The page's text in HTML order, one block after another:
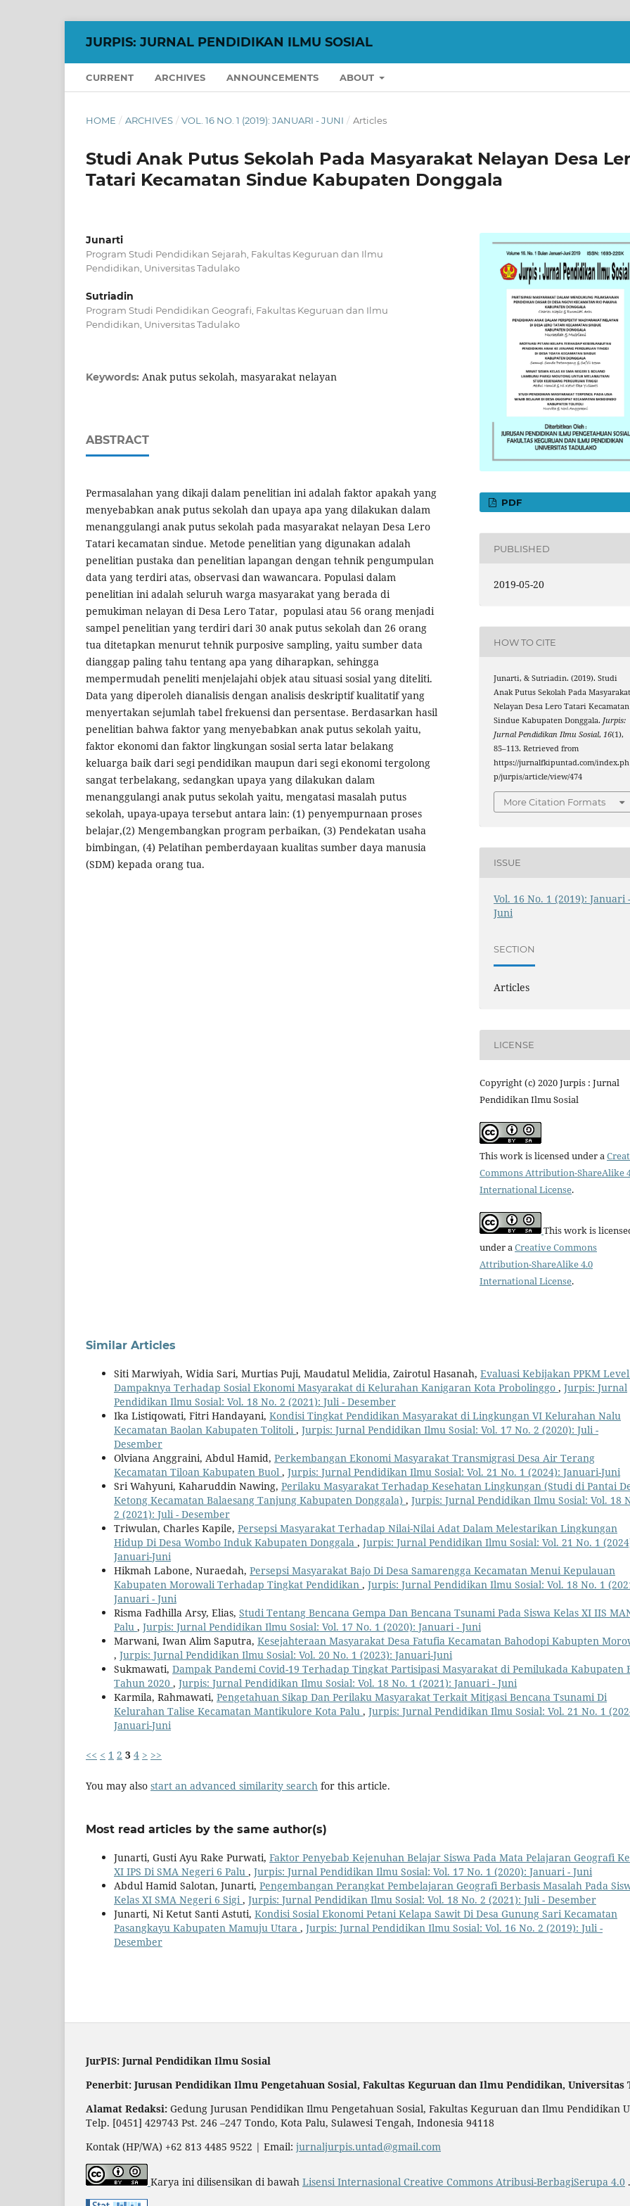
JURPIS: JURNAL PENDIDIKAN ILMU SOSIAL
CURRENT ARCHIVES ANNOUNCEMENTS ABOUT
HOME / ARCHIVES / VOL. 16 NO. 1 (2019): JANUARI - JUNI / Articles
Studi Anak Putus Sekolah Pada Masyarakat Nelayan Desa
Tatari Kecamatan Sindue Kabupaten Donggala
Junarti
Program Studi Pendidikan Sejarah, Fakultas Keguruan dan Ilmu
Pendidikan, Universitas Tadulako
Sutriadin
Program Studi Pendidikan Geografi, Fakultas Keguruan dan Ilmu
Pendidikan, Universitas Tadulako
Keywords: Anak putus sekolah, masyarakat nelayan
ABSTRACT
Permasalahan yang dikaji dalam penelitian ini adalah faktor apakah yang
menyebabkan anak putus sekolah dan upaya apa yang dilakukan dalam
menanggulangi anak putus sekolah pada masyarakat nelayan Desa Lero
Tatari kecamatan sindue. Metode penelitian yang digunakan adalah
penelitian pustaka dan penelitian lapangan dengan tehnik pengumpulan
data yang terdiri atas, observasi dan wawancara. Populasi dalam
penelitian ini adalah seluruh warga masyarakat yang berada di
pemukiman nelayan di Desa Lero Tatar, populasi atau 56 orang menjadi
sampel penelitian yang terdiri dari 30 anak putus sekolah dan 26 orang
tua ditetapkan menurut tehnik purposive sampling, yaitu sumber data
dianggap paling tahu tentang apa yang diharapkan, sehingga
mempermudah peneliti menjelajahi objek atau situasi sosial yang diteliti.
Data yang diperoleh dianalisis dengan analisis deskriptif kualitatif yang
menyertakan sejumlah tabel frekuensi dan persentase. Berdasarkan hasil
penelitian bahwa faktor yang menyebabkan anak putus sekolah yaitu,
faktor ekonomi dan faktor lingkungan sosial serta latar belakang
keluarga baik dari segi pendidikan maupun dari segi ekonomi tergolong
sangat terbelakang, sedangkan upaya yang dilakukan dalam
menanggulangi anak putus sekolah yaitu, mengatasi masalah putus
sekolah, upaya-upaya tersebut antara lain: (1) penyempurnaan proses
belajar,(2) Mengembangkan program perbaikan, (3) Pendekatan usaha
bimbingan, (4) Pelatihan pemberdayaan kualitas sumber daya manusia
(SDM) kepada orang tua.
PDF
PUBLISHED
2019-05-20
HOW TO CITE
Junarti, & Sutriadin. (2019). Studi
Anak Putus Sekolah Pada Masyarakat
Nelayan Desa Lero Tatari Kecamatan
Sindue Kabupaten Donggala.Jurpis:
Jurnal Pendidikan Ilmu Sosial,16(1),
85–113. Retrieved from
https://jurnalfkipuntad.com/index.ph
p/jurpis/article/view/474
More Citation Formats
ISSUE
Vol. 16 No. 1 (2019): Januari -
Juni
SECTION
Articles
LICENSE
Copyright (c) 2020 Jurpis : Jurnal
Pendidikan Ilmu Sosial
This work is licensed under a
Commons Attribution-ShareAlike
International License.
This work is
under aCreative Commons
Attribution-ShareAlike 4.0
International License.
Similar Articles
Siti Marwiyah, Widia Sari, Murtias Puji, Maudatul Melidia, Zairotul Hasanah, Evaluasi Kebijakan PPKM
Dampaknya Terhadap Sosial Ekonomi Masyarakat di Kelurahan Kanigaran Kota Probolinggo , Jurpis: Jurnal
Pendidikan Ilmu Sosial: Vol. 18 No. 2 (2021): Juli - Desember
Ika Listiqowati, Fitri Handayani, Kondisi Tingkat Pendidikan Masyarakat di Lingkungan VI Kelurahan Nalu
Kecamatan Baolan Kabupaten Tolitoli, Jurpis: Jurnal Pendidikan Ilmu Sosial: Vol. 17 No. 2 (2020): Juli -
Desember
Olviana Anggraini, Abdul Hamid, Perkembangan Ekonomi Masyarakat Transmigrasi Desa Air Terang
Kecamatan Tiloan Kabupaten Buol , Jurpis: Jurnal Pendidikan Ilmu Sosial: Vol. 21 No. 1 (2024): Januari-Juni
Sri Wahyuni, Kaharuddin Nawing, Perilaku Masyarakat Terhadap Kesehatan Lingkungan (Studi di Pantai
Ketong Kecamatan Balaesang Tanjung Kabupaten Donggala) , Jurpis: Jurnal Pendidikan Ilmu Sosial: Vol. 18
2 (2021): Juli - Desember
Triwulan, Charles Kapile, Persepsi Masyarakat Terhadap Nilai-Nilai Adat Dalam Melestarikan Lingkungan
Hidup Di Desa Wombo Induk Kabupaten Donggala , Jurpis: Jurnal Pendidikan Ilmu Sosial: Vol. 21 No. 1
Januari-Juni
Hikmah Labone, Nuraedah, Persepsi Masyarakat Bajo Di Desa Samarengga Kecamatan Menui Kepulauan
Kabupaten Morowali Terhadap Tingkat Pendidikan , Jurpis: Jurnal Pendidikan Ilmu Sosial: Vol. 18 No. 1
Januari - Juni
Risma Fadhilla Arsy, Elias, Studi Tentang Bencana Gempa Dan Bencana Tsunami Pada Siswa Kelas XI IIS
Palu , Jurpis: Jurnal Pendidikan Ilmu Sosial: Vol. 17 No. 1 (2020): Januari - Juni
Marwani, Iwan Alim Saputra, Kesejahteraan Masyarakat Desa Fatufia Kecamatan Bahodopi Kabupten
, Jurpis: Jurnal Pendidikan Ilmu Sosial: Vol. 20 No. 1 (2023): Januari-Juni
Sukmawati, Dampak Pandemi Covid-19 Terhadap Tingkat Partisipasi Masyarakat di Pemilukada Kabupaten
Tahun 2020 , Jurpis: Jurnal Pendidikan Ilmu Sosial: Vol. 18 No. 1 (2021): Januari - Juni
Karmila, Rahmawati, Pengetahuan Sikap Dan Perilaku Masyarakat Terkait Mitigasi Bencana Tsunami Di
Kelurahan Talise Kecamatan Mantikulore Kota Palu , Jurpis: Jurnal Pendidikan Ilmu Sosial: Vol. 21 No. 1
Januari-Juni
<< < 1 2 3 4 > >>
You may also start an advanced similarity search for this article.
Most read articles by the same author(s)
Junarti, Gusti Ayu Rake Purwati, Faktor Penyebab Kejenuhan Belajar Siswa Pada Mata Pelajaran Geografi
XI IPS Di SMA Negeri 6 Palu , Jurpis: Jurnal Pendidikan Ilmu Sosial: Vol. 17 No. 1 (2020): Januari - Juni
Abdul Hamid Salotan, Junarti, Pengembangan Perangkat Pembelajaran Geografi Berbasis Masalah Pada
Kelas XI SMA Negeri 6 Sigi, Jurpis: Jurnal Pendidikan Ilmu Sosial: Vol. 18 No. 2 (2021): Juli - Desember
Junarti, Ni Ketut Santi Astuti, Kondisi Sosial Ekonomi Petani Kelapa Sawit Di Desa Gunung Sari Kecamatan
Pasangkayu Kabupaten Mamuju Utara , Jurpis: Jurnal Pendidikan Ilmu Sosial: Vol. 16 No. 2 (2019): Juli -
Desember
JurPIS: Jurnal Pendidikan Ilmu Sosial
Penerbit: Jurusan Pendidikan Ilmu Pengetahuan Sosial, Fakultas Keguruan dan Ilmu Pendidikan, Universitas
Alamat Redaksi: Gedung Jurusan Pendidikan Ilmu Pengetahuan Sosial, Fakultas Keguruan dan Ilmu Pendidikan
Telp. [0451] 429743 Pst. 246 –247 Tondo, Kota Palu, Sulawesi Tengah, Indonesia 94118
Kontak (HP/WA) +62 813 4485 9522 | Email: jurnaljurpis.untad@gmail.com
Karya ini dilisensikan di bawah Lisensi Internasional Creative Commons Atribusi-BerbagiSerupa 4.0 .